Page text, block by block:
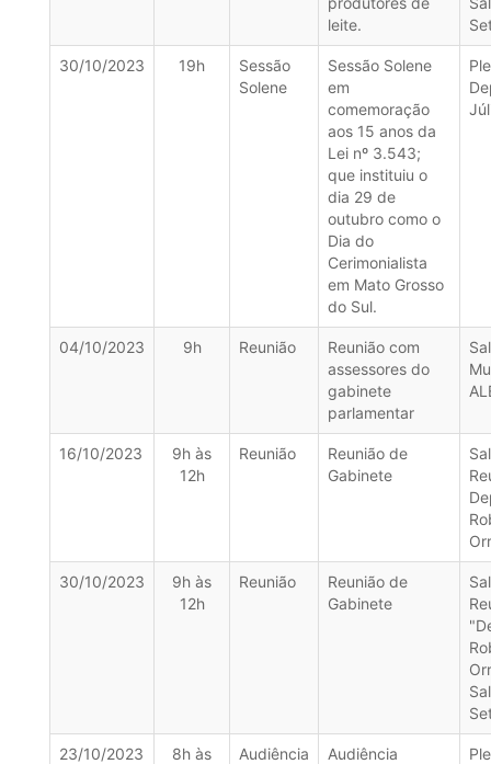
leite.
30/10/2023 19h
Sessão
Solene
Sessão Solene
em
comemoração
aos 15 anos da
Lei nº 3.543;
que instituiu o
dia 29 de
outubro como o
Dia do
Cerimonialista
em Mato Grosso
do Sul.
04/10/2023 9h Reunião
Reunião com
assessores do
gabinete
parlamentar
16/10/2023
9h às
12h
Reunião
Reunião de
Gabinete
30/10/2023
9h às
12h
Reunião
Reunião de
Gabinete
23/10/2023
8h às
Audiência
Audiência